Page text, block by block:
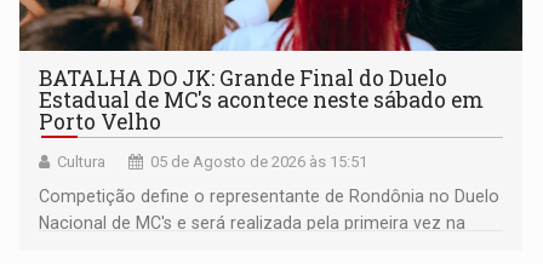
BATALHA DO JK: Grande Final do Duelo
Estadual de MC's acontece neste sábado em
Porto Velho
Cultura 05 de Agosto de 2026 às 15:51
Competição define o representante de Rondônia no Duelo
Nacional de MC's e será realizada pela primeira vez na